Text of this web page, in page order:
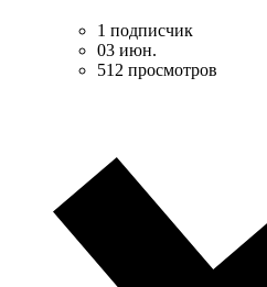
1 подписчик
03 июн.
512 просмотров